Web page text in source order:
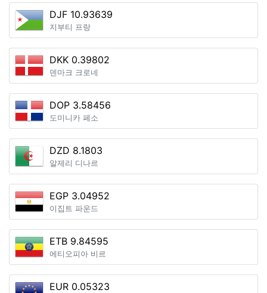
DJF 10.93639
지부티 프랑
DKK 0.39802
덴마크 크로네
DOP 3.58456
도미니카 페소
DZD 8.1803
알제리 디나르
EGP 3.04952
이집트 파운드
ETB 9.84595
에티오피아 비르
EUR 0.05323